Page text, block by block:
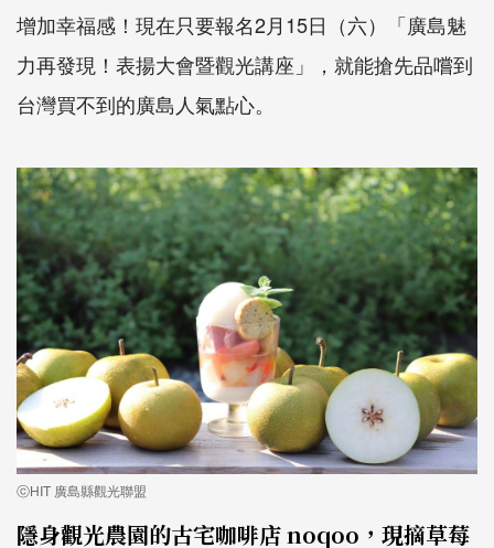
增加幸福感！現在只要報名2月15日（六）「廣島魅
力再發現！表揚大會暨觀光講座」，就能搶先品嚐到
台灣買不到的廣島人氣點心。
ⓒHIT 廣島縣觀光聯盟
隱身觀光農園的古宅咖啡店 noqoo，現摘草莓